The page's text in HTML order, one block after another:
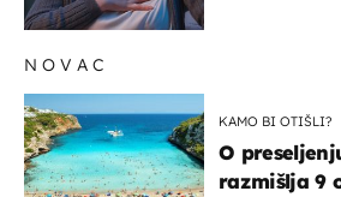
NOVAC
KAMO BI OTIŠLI?
O
razmišlja 9